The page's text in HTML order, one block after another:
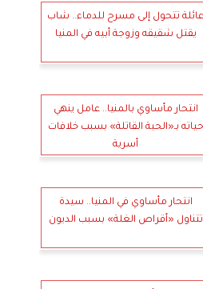
عائلة تتحول إلى مسرح للدماء.. شاب
يقتل شقيقه وزوجة أبيه في المنيا
انتحار مأساوي بالمنيا.. عامل ينهي
حياته بـ«الحبة القاتلة» بسبب خلافات
أسرية
انتحار مأساوي في المنيا.. سيدة
تتناول «أقراص الغلة» بسبب الديون